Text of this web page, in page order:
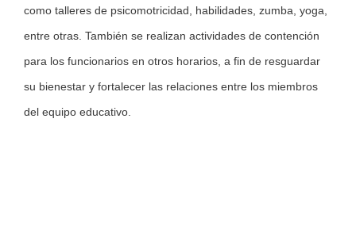
como talleres de psicomotricidad, habilidades, zumba, yoga,
entre otras. También se realizan actividades de contención
para los funcionarios en otros horarios, a fin de resguardar
su bienestar y fortalecer las relaciones entre los miembros
del equipo educativo.